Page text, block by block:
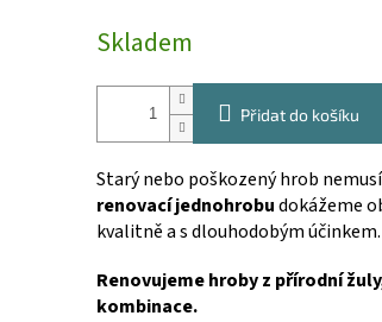
cena:
Skladem
Přidat do košíku
Starý nebo poškozený hrob
renovací jednohrobudokážeme
kvalitně a s dlouhodobým účinkem.
Renovujeme hroby z přírodní
kombinace.